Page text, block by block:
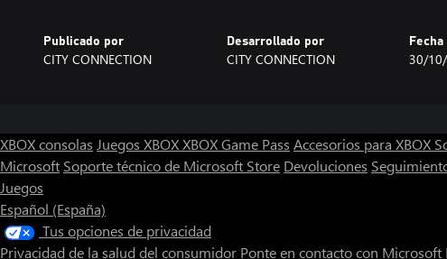
interceptar a los enemigos? Tu valentía y estrategia serán puestas a
Durante las batallas contra jefes, usa tus técnicas de control para marcar
◆ ¡Incluye música de fondo (BGM) arreglada en "Boosted" por 10
Además de la versión arcade original y el BGM arreglado de la versión
arreglos "Boosted" recién creados. Juega con tu banda sonora favorita.
＜Compositores que participan en los arreglos 'Boosted'＞
COSIO
Fantom Iris
Publicado por
CITY CONNECTION
Desarrollado por
CITY CONNECTION 30/
XBOX consolas Juegos XBOXXBOX Game Pass Accesorios para XBOX
Microsoft Soporte técnico de Microsoft Store Devoluciones
Juegos
Español (España)
Tus opciones de privacidad
Privacidad de la salud del consumidor Ponte en contacto con Microsoft